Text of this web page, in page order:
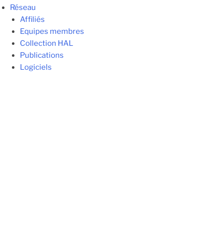
Réseau
Affiliés
Equipes membres
Collection HAL
Publications
Logiciels